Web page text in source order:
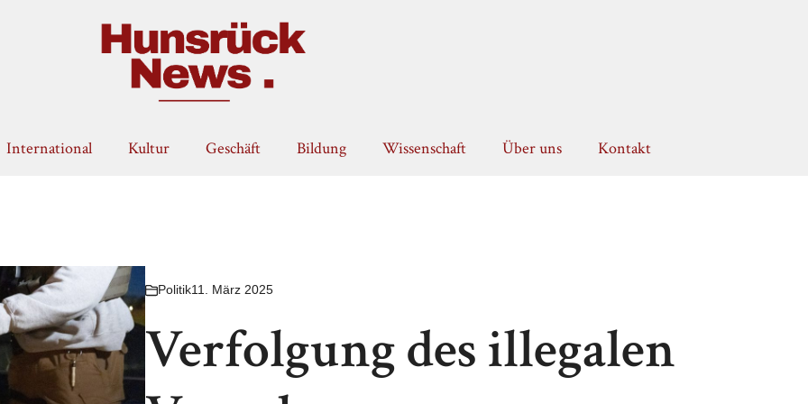
International Kultur Geschäft Bildung Wissenschaft Über uns Kontakt
Politik11. März 2025
Verfolgung des illegalen